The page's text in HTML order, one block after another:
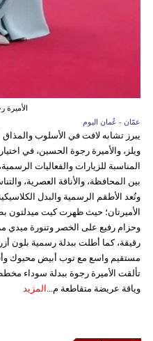
عمّان - عُمان اليوم
يبرز تشابه لافت في الأسلوب
ويلز، والأميرة رجوة الحسين، في
المناسبة للزيارات والفعاليات
بين المحافظة، والأناقة العصرية،
وتُعد الأطقم الرسمية والبدل
الأميرتان؛ حيث ظهرت كيت ميدلتون
وحزام رفيع على الخصر وتنورة ميدي
رقيقة، كما أطلت ببدلة رسمية بلون
مستقيم واسع مع توب أبيض محبوك
تألقت الأميرة رجوة ببدلة سوداء
وياقة عريضة متقاطعة م... المزيد